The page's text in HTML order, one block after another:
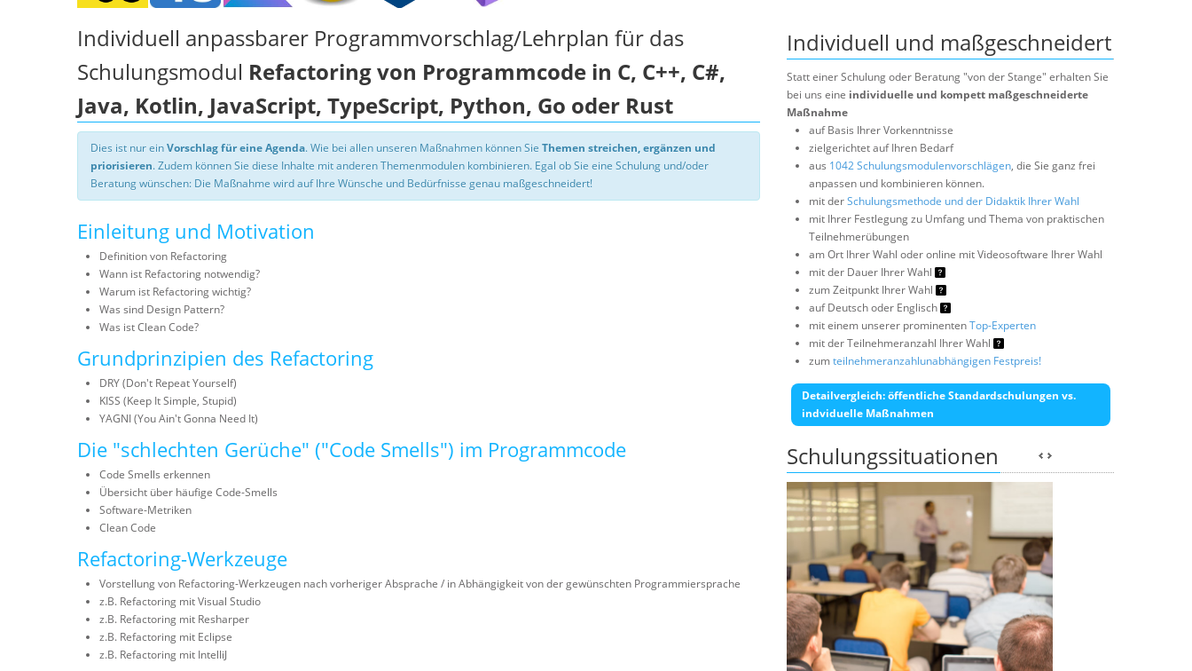
Individuell anpassbarer Programmvorschlag/Lehrplan für das
Schulungsmodul Refactoring von Programmcode in C, C++, C#,
Java, Kotlin, JavaScript, TypeScript, Python, Go oder Rust
Dies ist nur einVorschlag für eine Agenda. Wie bei allen unseren Maßnahmen können Sie Themen streichen, ergänzen und
priorisieren. Zudem können Sie diese Inhalte mit anderen Themenmodulen kombinieren. Egal ob Sie eine Schulung und/oder
Beratung wünschen: Die Maßnahme wird auf Ihre Wünsche und Bedürfnisse genau maßgeschneidert!
Einleitung und Motivation
Definition von Refactoring
Wann ist Refactoring notwendig?
Warum ist Refactoring wichtig?
Was sind Design Pattern?
Was ist Clean Code?
Grundprinzipien des Refactoring
DRY (Don't Repeat Yourself)
KISS (Keep It Simple, Stupid)
YAGNI (You Ain't Gonna Need It)
Die "schlechten Gerüche" ("Code Smells") im Programmcode
Code Smells erkennen
Übersicht über häufige Code-Smells
Software-Metriken
Clean Code
Refactoring-Werkzeuge
Vorstellung von Refactoring-Werkzeugen nach vorheriger Absprache / in Abhängigkeit von der gewünschten Programmiersprache
z.B. Refactoring mit Visual Studio
z.B. Refactoring mit Resharper
z.B. Refactoring mit Eclipse
z.B. Refactoring mit IntelliJ
Individuell und maßgeschneidert
Statt einer Schulung oder Beratung "von der Stange" erhalten Sie
bei uns eine individuelle und kompett maßgeschneiderte
Maßnahme
auf Basis Ihrer Vorkenntnisse
zielgerichtet auf Ihren Bedarf
aus 1042 Schulungsmodulenvorschlägen, die Sie ganz frei
anpassen und kombinieren können.
mit derSchulungsmethode und der Didaktik Ihrer Wahl
mit Ihrer Festlegung zu Umfang und Thema von praktischen
Teilnehmerübungen
am Ort Ihrer Wahl oder online mit Videosoftware Ihrer Wahl
mit der Dauer Ihrer Wahl
zum Zeitpunkt Ihrer Wahl
auf Deutsch oder Englisch
mit einem unserer prominentenTop-Experten
mit der Teilnehmeranzahl Ihrer Wahl
zumteilnehmeranzahlunabhängigen Festpreis!
Detailvergleich: öffentliche Standardschulungen vs.
indviduelle Maßnahmen
Schulungssituationen